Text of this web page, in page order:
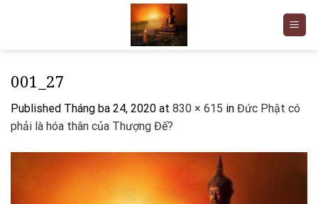
001_27
Published Tháng ba 24, 2020 at 830 × 615 in Đức Phật có
phải là hóa thân của Thượng Đế?